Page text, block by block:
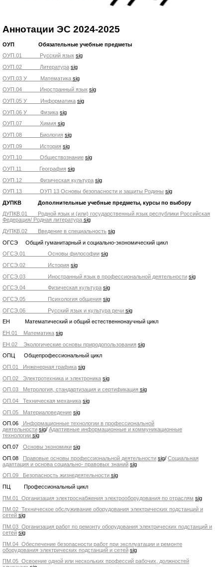
Аннотации ЭС 2024-2025
ОУП Обязательные учебные предметы
ОУП.01 Русский язык sig
ОУП.02 Литература sig
ОУП.03 У Математика sig
ОУП.04 Иностранный язык sig
ОУП.05 У Информатика sig
ОУП.06 У Физика sig
ОУП.07 Химия sig
ОУП.08 Биология sig
ОУП.09 История sig
ОУП.10 Обществознание sig
ОУП.11 География sig
ОУП.12 Физическая культура sig
ОУП.13 ОУП 13 Основы безопасности и защиты Родины sig
ДУПКВ Дополнительные учебные предметы, курсы по выбору
ДУПКВ.01 Родной язык и (или) государственный язык республики Российская
Федерация/ Родная литература sig
ДУПКВ.02 Введение в специальность sig
ОГСЭ Общий гуманитарный и социально-экономический цикл
ОГСЭ.01 Основы философии sig
ОГСЭ.02 История sig
ОГСЭ.03 Иностранный язык в профессиональной деятельности sig
ОГСЭ.04 Физическая культура sig
ОГСЭ.05 Психология общения sig
ОГСЭ.06 Русский язык и культура речи sig
ЕН Математический и общий естественнонаучный цикл
ЕН.01 Математика sig
ЕН.02 Экологические основы природопользования sig
ОПЦ Общепрофессиональный цикл
ОП.01 Инженерная графика sig
ОП.02 Электротехника и электроника sig
ОП.03 Метрология, стандартизация и сертификация sig
ОП.04 Техническая механика sig
ОП.05 Материаловедение sig
ОП.06
Информационные технологии в профессиональной
деятельности sig/ Адаптивные информационные и коммуникационные
технологии sig
ОП.07 Основы экономики sig
ОП.08 Правовые основы профессиональной деятельности sig/ Социальная
адаптация и основа социально- правовых знаний sig
ОП.09 Безопасность жизнедеятельности sig
ПЦ Профессиональный цикл
ПМ.01 Организация электроснабжения электрооборудования по отраслям sig
ПМ.02 Техническое обслуживание оборудования электрических подстанций и
сетей sig
ПМ.03 Организация работ по ремонту оборудования электрических подстанций и
сетей sig
ПМ.04 Обеспечение безопасности работ при эксплуатации и ремонте
оборудования электрических подстанций и сетей sig
ПМ.05 Освоение одной или нескольких профессий рабочих, должностей